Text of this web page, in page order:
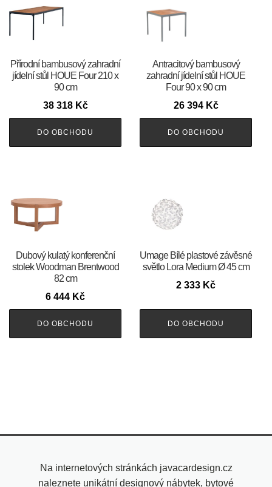
Přírodní bambusový zahradní
jídelní stůl HOUE Four 210 x
90 cm
38 318 Kč
DO OBCHODU
Antracitový bambusový
zahradní jídelní stůl HOUE
Four 90 x 90 cm
26 394 Kč
DO OBCHODU
Dubový kulatý konferenční
stolek Woodman Brentwood
82 cm
6 444 Kč
DO OBCHODU
Umage Bílé plastové závěsné
světlo Lora Medium Ø 45 cm
2 333 Kč
DO OBCHODU
Na internetových stránkách javacardesign.cz
naleznete unikátní designový nábytek, bytové